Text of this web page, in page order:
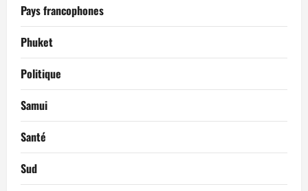
Pays francophones
Phuket
Politique
Samui
Santé
Sud